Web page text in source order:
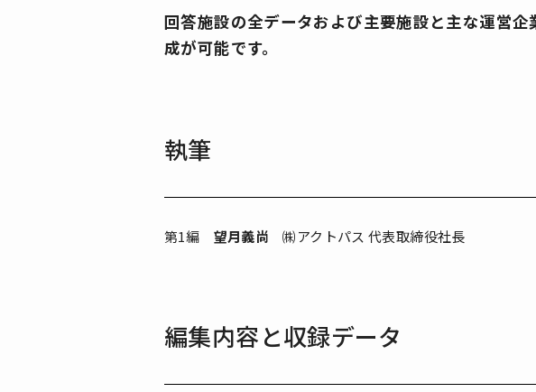
回答施設の全データおよび主要施設と主な運営
成が可能です。
執筆
第1編 望月義尚 ㈱アクトパス 代表取締役社長
編集内容と収録データ